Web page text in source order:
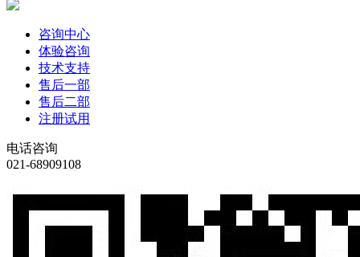
咨询中心
体验咨询
技术支持
售后一部
售后二部
注册试用
电话咨询
021-68909108